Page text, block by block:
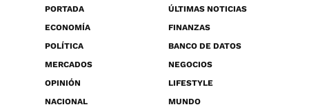
PORTADA
ÚLTIMAS NOTICIAS
ECONOMÍA
FINANZAS
POLÍTICA
BANCO DE DATOS
MERCADOS
NEGOCIOS
OPINIÓN
LIFESTYLE
NACIONAL
MUNDO